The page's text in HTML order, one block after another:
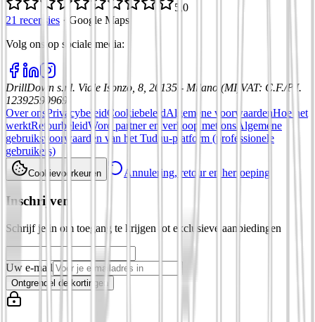
5,0
21 recensies · Google Maps
Volg ons op sociale media:
DrillDown s.r.l. Viale Isonzo, 8, 20135 - Milano (MI) VAT: C.F./P.I.
12392590969
Over ons PrivacybeleidCookiebeleidAlgemene voorwaardenHoe het
werktRetourbeleidWord partner en verkoop met ons Algemene
gebruiksvoorwaarden van het Tuduu-platform (professionele
gebruikers)
Cookievoorkeuren Annulering, retour en herroeping
Inschrijven
Schrijf je in om toegang te krijgen tot exclusieve aanbiedingen
Uw e-mail
Ontgrendel de kortingen